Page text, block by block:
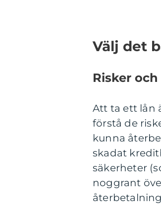
Välj det
Risker
Att ta ett lån
förstå de
kunna
skadat
säkerheter
noggrant